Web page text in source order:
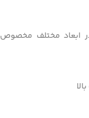
ابعاد مختلف مخصوص